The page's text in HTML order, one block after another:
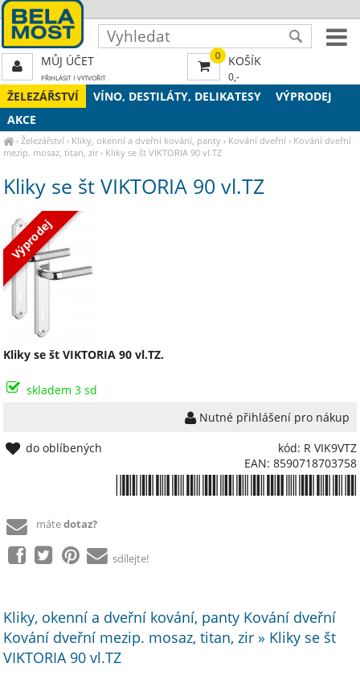
ŽELEZÁŘSTVÍ VÍNO, DESTILÁTY, DELIKATESY
VÝPRODEJ
AKCE
›Železářství › Kliky, okenní a dveřní kování, panty › Kování dveřní › Kování dveřní
mezip. mosaz, titan, zir › Kliky se št VIKTORIA 90 vl.TZ
Kliky se št VIKTORIA 90 vl.TZ
Výprodej
Kliky se št VIKTORIA 90 vl.TZ.
skladem 3 sd
Nutné přihlášení pro nákup
kód: R VIK9VTZ
EAN: 8590718703758
do oblíbených
mátedotaz?
sdílejte!
Kliky, okenní a dveřní kování, panty Kování dveřní
Kování dveřní mezip. mosaz, titan, zir » Kliky se št
VIKTORIA 90 vl.TZ
0 KOŠÍK
0,-
MŮJ ÚČET
PŘIHLÁSIT| VYTVOŘIT